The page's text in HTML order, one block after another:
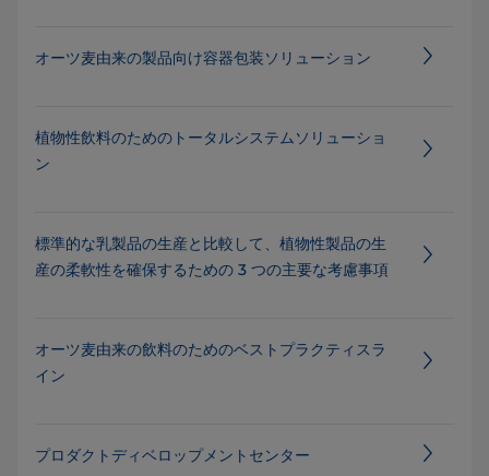
オーツ麦由来の製品向け容器包装ソリューション
植物性飲料のためのトータルシステムソリューショ
ン
標準的な乳製品の生産と比較して、植物性製品の生
産の柔軟性を確保するための 3 つの主要な考慮事項
オーツ麦由来の飲料のためのベストプラクティスラ
イン
プロダクトディベロップメントセンター